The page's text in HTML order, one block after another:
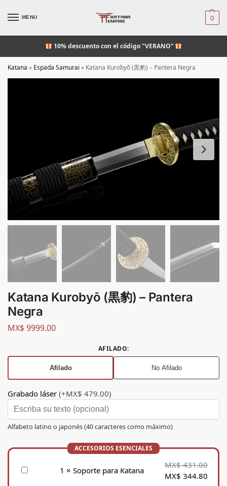
MENU 0
10% descuentocon el código "VERANO"
Katana » Espada Samurai » Katana Kurobyō (黒豹) – Pantera Negra
Katana Kurobyō (黒豹) – Pantera
Negra
MX$9999.00
AFILADO:
Afilado No Afilado
Grabado láser (+MX$ 479.00)
Alfabeto latino o japonés (40 caracteres como máximo)
S
1 × Soporte para Katana
MX$431.00
MX$ 344.80